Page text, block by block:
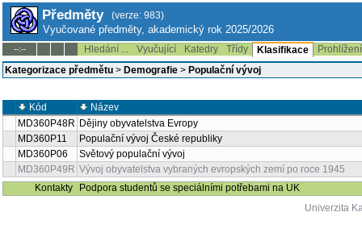
Předměty (verze: 983)
Vyučované předměty, akademický rok 2025/2026
--:-- Hledání ... Vyučující Katedry Třídy Klasifikace
Kategorizace předmětu > Demografie > Populační vývoj
Kód
Název
MD360P48R Dějiny obyvatelstva Evropy
MD360P11
Populační vývoj České republiky
MD360P06
Světový populační vývoj
MD360P49R Vývoj obyvatelstva vybraných evropských zemí po roce 1945
Kontakty
Podpora studentů se speciálními potřebami na UK
Univerzita